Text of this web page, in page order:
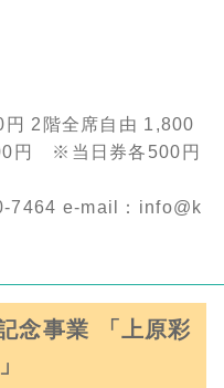
円 2階全席自由 1,800
円 ※当日券各500円
7464 e-mail：info@k
念事業 「上原彩